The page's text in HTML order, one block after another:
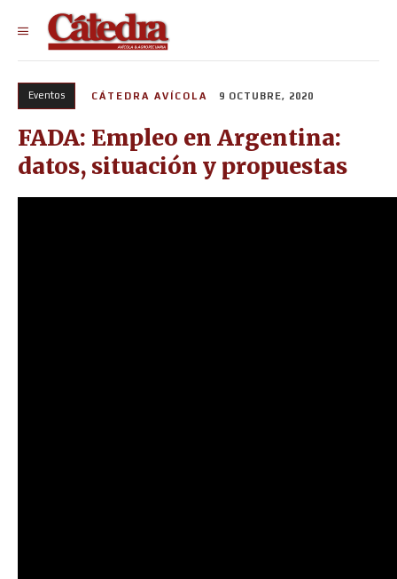
Eventos CÁTEDRA AVÍCOLA 9 OCTUBRE, 2020
FADA: Empleo en Argentina:
datos, situación y propuestas